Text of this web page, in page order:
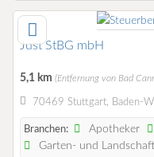
Just StBG mbH
5,1 km (Entfernung von Bad
70469 Stuttgart, Baden-
Branchen: Apotheker
Garten- und